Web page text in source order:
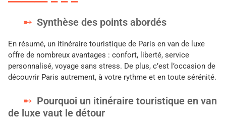
Synthèse des points abordés
En résumé, un itinéraire touristique de Paris en van de luxe
offre de nombreux avantages : confort, liberté, service
personnalisé, voyage sans stress. De plus, c’est l’occasion de
découvrir Paris autrement, à votre rythme et en toute sérénité.
Pourquoi un itinéraire touristique en van
de luxe vaut le détour